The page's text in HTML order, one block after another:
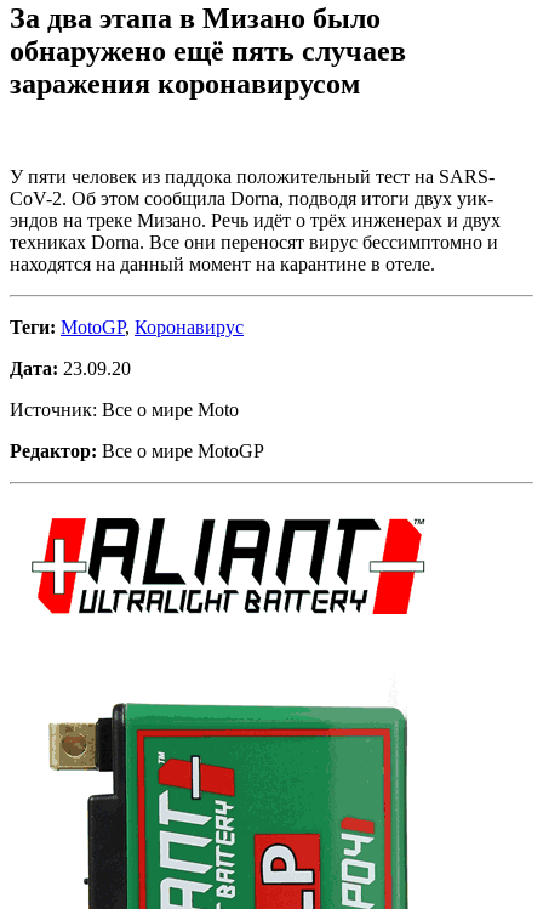
За два этапа в Мизано было
обнаружено ещё пять случаев
заражения коронавирусом
У пяти человек из паддока положительный тест на SARS-
CoV-2. Об этом сообщила Dorna, подводя итоги двух уик-
эндов на треке Мизано. Речь идёт о трёх инженерах и двух
техниках Dorna. Все они переносят вирус бессимптомно и
находятся на данный момент на карантине в отеле.
Теги: MotoGP, Коронавирус
Дата: 23.09.20
Источник: Все о мире Moto
Редактор: Все о мире MotoGP